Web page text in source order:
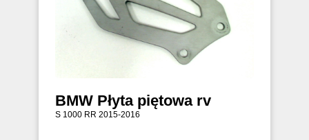
BMW Płyta piętowa rv
S 1000 RR 2015-2016